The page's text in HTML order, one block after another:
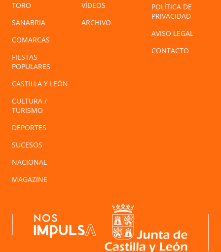
TORO
SANABRIA
COMARCAS
FIESTAS
POPULARES
CASTILLA Y LEÓN
CULTURA /
TURISMO
DEPORTES
SUCESOS
NACIONAL
MAGAZINE
VÍDEOS
ARCHIVO
POLÍTICA DE
PRIVACIDAD
AVISO LEGAL
CONTACTO